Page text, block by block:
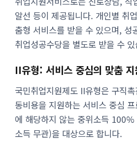
알선 등이 제공됩니다. 개인별 취
춤형 서비스를 받을 수 있으며, 성
취업성공수당을 별도로 받을 수
II유형: 서비스 중심의 맞춤 지
국민취업지원제도 II유형은 구직
동비용을 지원하는 서비스 중심
에 해당하지 않는 중위소득
소득 무관)을 대상으로 합니다.